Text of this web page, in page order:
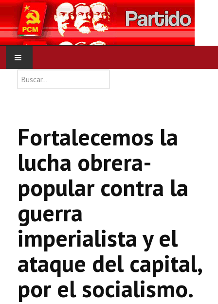
INICIO
NOTICIAS
DOCUMENTOS
Buscar
Fortalecemos la
lucha obrera-
popular contra la
guerra
imperialista y el
ataque del capital,
por el socialismo.